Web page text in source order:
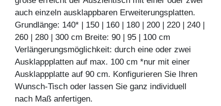
auch einzeln ausklappbaren Erweiterungsplatten.
Grundlänge: 140* | 150 | 160 | 180 | 200 | 220 | 240 |
260 | 280 | 300 cm Breite: 90 | 95 | 100 cm
Verlängerungsmöglichkeit: durch eine oder zwei
Ausklappplatten auf max. 100 cm *nur mit einer
Ausklappplatte auf 90 cm. Konfigurieren Sie Ihren
Wunsch-Tisch oder lassen Sie ganz individuell
nach Maß anfertigen.